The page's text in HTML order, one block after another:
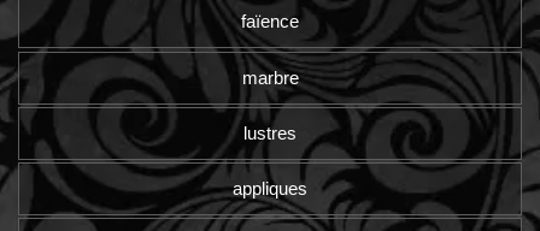
faïence
marbre
lustres
appliques